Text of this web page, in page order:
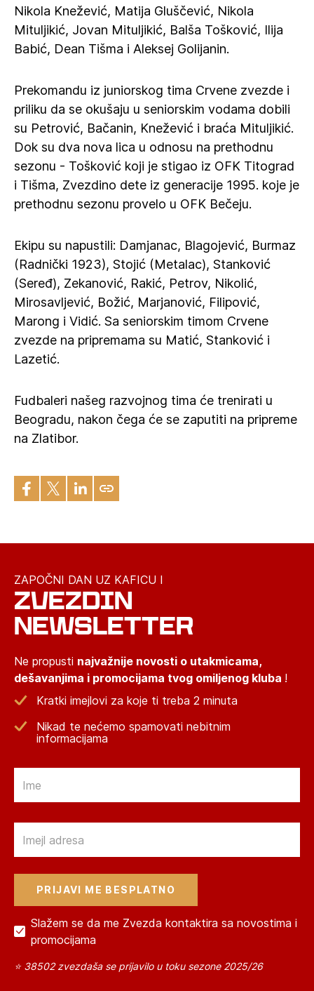
Nikola Knežević, Matija Gluščević, Nikola
Mituljikić, Jovan Mituljikić, Balša Tošković, Ilija
Babić, Dean Tišma i Aleksej Golijanin.
Prekomandu iz juniorskog tima Crvene zvezde i
priliku da se okušaju u seniorskim vodama dobili
su Petrović, Bačanin, Knežević i braća Mituljikić.
Dok su dva nova lica u odnosu na prethodnu
sezonu - Tošković koji je stigao iz OFK Titograd
i Tišma, Zvezdino dete iz generacije 1995. koje je
prethodnu sezonu provelo u OFK Bečeju.
Ekipu su napustili: Damjanac, Blagojević, Burmaz
(Radnički 1923), Stojić (Metalac), Stanković
(Seređ), Zekanović, Rakić, Petrov, Nikolić,
Mirosavljević, Božić, Marjanović, Filipović,
Marong i Vidić. Sa seniorskim timom Crvene
zvezde na pripremama su Matić, Stanković i
Lazetić.
Fudbaleri našeg razvojnog tima će trenirati u
Beogradu, nakon čega će se zaputiti na pripreme
na Zlatibor.
ZAPOČNI DAN UZ KAFICU I
ZVEZDIN
NEWSLETTER
Ne propusti najvažnije novosti o utakmicama,
dešavanjima i promocijama tvog omiljenog kluba !
Kratki imejlovi za koje ti treba 2 minuta
Nikad te nećemo spamovati nebitnim
informacijama
Slažem se da me Zvezda kontaktira sa novostima i
promocijama
⭐ 38502 zvezdaša se prijavilo u toku sezone 2025/26